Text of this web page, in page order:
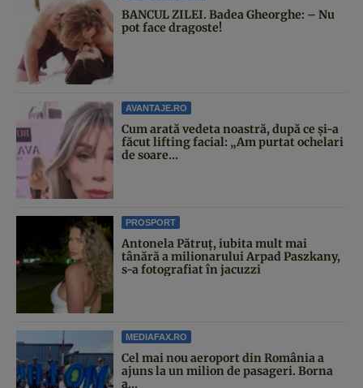
BANCUL ZILEI. Badea Gheorghe: – Nu
pot face dragoste!
AVANTAJE.RO
Cum arată vedeta noastră, după ce și-a
făcut lifting facial: „Am purtat ochelari
de soare...
PROSPORT
Antonela Pătruț, iubita mult mai
tânără a milionarului Arpad Paszkany,
s-a fotografiat în jacuzzi
MEDIAFAX.RO
Cel mai nou aeroport din România a
ajuns la un milion de pasageri. Borna
a...